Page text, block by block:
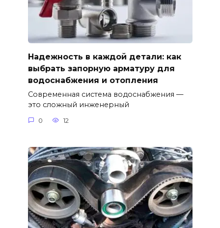
Надежность в каждой детали: как
выбрать запорную арматуру для
водоснабжения и отопления
Современная система водоснабжения —
это сложный инженерный
0 12